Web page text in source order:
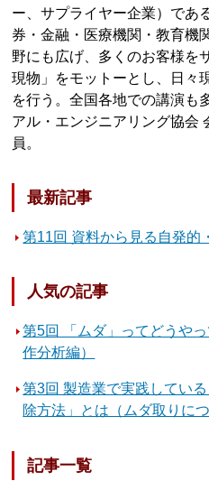
ー、サプライヤー企業）であ
券・金融・医療機関・教育機
野にも広げ、多くのお客様を
現物」をモットーとし、日々
を行う。全国各地での講演も
アル・エンジニアリング協会
員。
最新記事
第11回 資料から見る自発的
人気の記事
第5回 「ムダ」ってどうや
作分析編）
第3回 製造業で実践してい
除方法」とは（ムダ取りにつ
記事一覧